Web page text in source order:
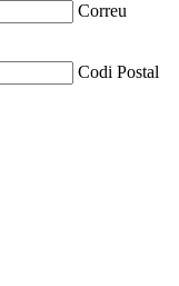
Correu
Codi Postal